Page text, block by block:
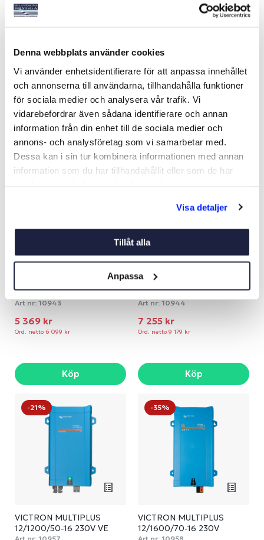
Denna webbplats använder cookies
Vi använder enhetsidentifierare för att anpassa innehållet
och annonserna till användarna, tillhandahålla funktioner
för sociala medier och analysera vår trafik. Vi
vidarebefordrar även sådana identifierare och annan
information från din enhet till de sociala medier och
annons- och analysföretag som vi samarbetar med.
Dessa kan i sin tur kombinera informationen med annan
information som du har tillhandahållit eller som de har
Visa detaljer
Tillåt alla
Anpassa
Art nr: 10941
2 590 kr
Ord. netto 3 379 kr
Köp
Art nr: 10942
3 990 kr
Ord. netto 4 979 kr
Köp
-12%
ISOLATIONSTRANSFORMATOR
2000W 115/230V
Art nr: 10943
5 369 kr
Ord. netto 6 099 kr
Köp
-21%
VICTRON
3600W 115/230V
Art nr: 10944
7 255 kr
Ord. netto 9 179 kr
Köp
-21%
VICTRON MULTIPLUS
12/1200/50-16 230V VE
-35%
VICTRON MULTIPLUS
12/1600/70-16 230V